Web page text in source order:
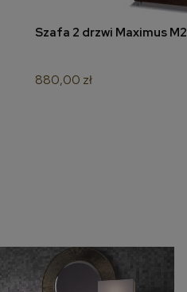
do koszyka
Szafa 2 drzwi Maximus M2
880,00 zł